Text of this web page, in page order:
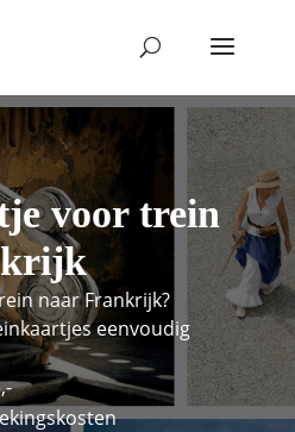
voor trein
naar Frankrijk?
eenvoudig